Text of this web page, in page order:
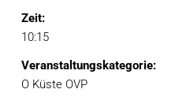
Zeit:
10:15
Veranstaltungskategorie:
O Küste OVP